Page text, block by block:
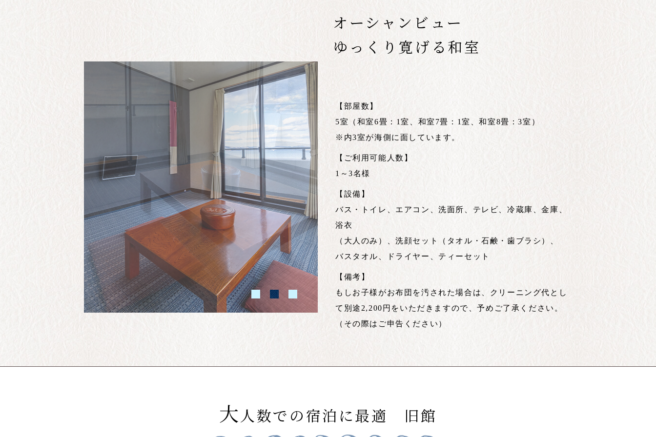
オーシャンビュー
ゆっくり寛げる和室
【部屋数】
5室（和室6畳：1室、和室7畳：1室、和室8畳：3室）
※内3室が海側に面しています。
【ご利用可能人数】
1～3名様
【設備】
バス・トイレ、エアコン、洗面所、テレビ、冷蔵庫、金庫、
浴衣
（大人のみ）、洗顔セット（タオル・石鹸・歯ブラシ）、
バスタオル、ドライヤー、ティーセット
【備考】
もしお子様がお布団を汚された場合は、クリーニング代とし
て別途2,200円をいただきますので、予めご了承ください。
（その際はご申告ください）
大 人数での宿泊に最適 旧館